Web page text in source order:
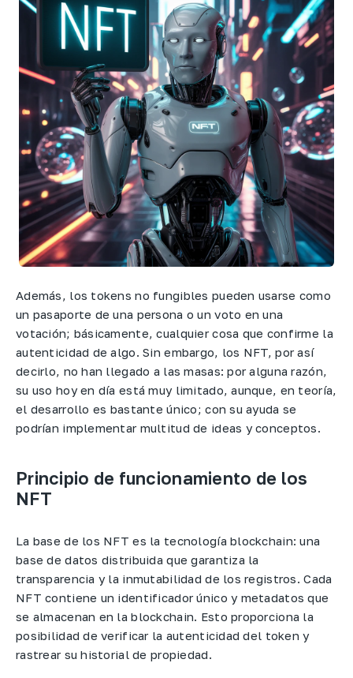
Además, los tokens no fungibles pueden usarse como
un pasaporte de una persona o un voto en una
votación; básicamente, cualquier cosa que confirme la
autenticidad de algo. Sin embargo, los NFT, por así
decirlo, no han llegado a las masas: por alguna razón,
su uso hoy en día está muy limitado, aunque, en teoría,
el desarrollo es bastante único; con su ayuda se
podrían implementar multitud de ideas y conceptos.
Principio de funcionamiento de los
NFT
La base de los NFT es la tecnología blockchain: una
base de datos distribuida que garantiza la
transparencia y la inmutabilidad de los registros. Cada
NFT contiene un identificador único y metadatos que
se almacenan en la blockchain. Esto proporciona la
posibilidad de verificar la autenticidad del token y
rastrear su historial de propiedad.​